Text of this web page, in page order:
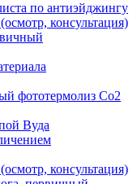
по антиэйджингу
консультация)
фототермолиз Со2
Вуда
консультация)